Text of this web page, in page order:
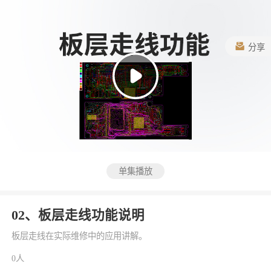
分享
单集播放
02、板层走线功能说明
板层走线在实际维修中的应用讲解。
0人